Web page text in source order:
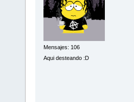
Mensajes: 106
Aqui desteando :D